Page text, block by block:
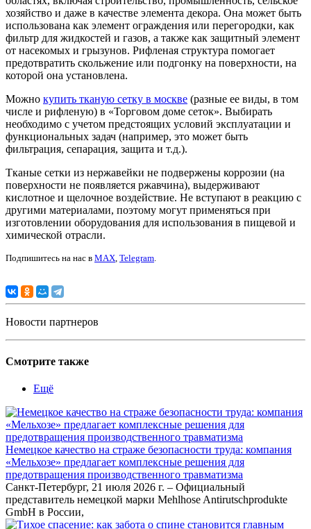
хозяйство и даже в качестве элемента декора. Она может быть
использована как элемент ограждения или перегородки, как
фильтр для жидкостей и газов, а также как защитный элемент
от насекомых и грызунов. Рифленая структура помогает
предотвратить скольжение или подгонку на поверхности, на
которой она установлена.
Можно купить тканую сетку в москве (разные ее виды, в том
числе и рифленую) в «Торговом доме сеток». Выбирать
необходимо с учетом предстоящих условий эксплуатации и
функциональных задач (например, это может быть
фильтрация, сепарация, защита и т.д.).
Тканые сетки из нержавейки не подвержены коррозии (на
поверхности не появляется ржавчина), выдерживают
кислотное и щелочное воздействие. Не вступают в реакцию с
другими материалами, поэтому могут применяться при
изготовлении оборудования для использования в пищевой и
химической отрасли.
Подпишитесь на нас в MAX Telegram
Новости партнеров
Смотрите также
Ещё
Немецкое качество на страже безопасности труда: компания
«Мельхозе» предлагает комплексные решения для
предотвращения производственного травматизма
Санкт-Петербург, 21 июля 2026 г. – Официальный
представитель немецкой марки Mehlhose Antirutschprodukte
GmbH в России,